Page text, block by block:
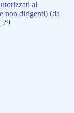
ai
non dirigenti) (da
29